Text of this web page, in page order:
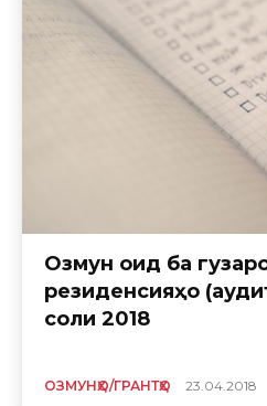
Озмун оид ба
резиденсияҳо
соли 2018
ОЗМУНҲО/ГРАНТҲО 23.04.2018